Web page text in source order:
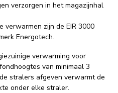
verzorgen in het magazijnhal
verwarmen zijn de EIR 3000
Energotech.
verwarming voor
van minimaal 3
stralers afgeven verwarmt de
onder elke straler.